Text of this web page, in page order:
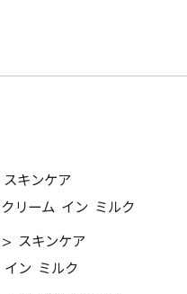
スキンケア
クリーム イン ミルク
>
スキンケア
イン ミルク